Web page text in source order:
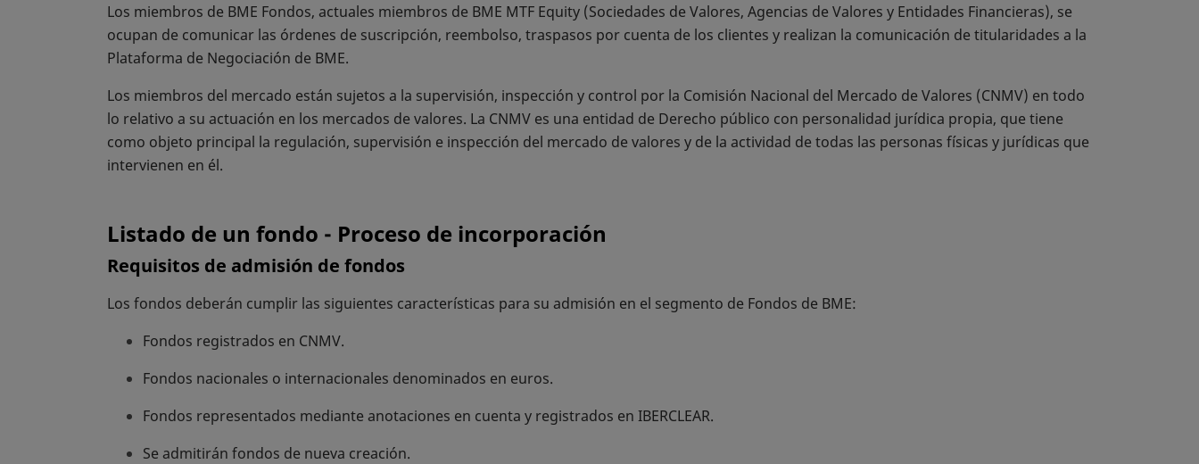
Los miembros de BME Fondos, actuales miembros de BME MTF Equity (Sociedades de Valores, Agencias de Valores y Entidades Financieras), se
ocupan de comunicar las órdenes de suscripción, reembolso, traspasos por cuenta de los clientes y realizan la comunicación de titularidades a la
Plataforma de Negociación de BME.
Los miembros del mercado están sujetos a la supervisión, inspección y control por la Comisión Nacional del Mercado de Valores (CNMV) en todo
lo relativo a su actuación en los mercados de valores. La CNMV es una entidad de Derecho público con personalidad jurídica propia, que tiene
como objeto principal la regulación, supervisión e inspección del mercado de valores y de la actividad de todas las personas físicas y jurídicas que
intervienen en él.
Listado de un fondo - Proceso de incorporación
Requisitos de admisión de fondos
Los fondos deberán cumplir las siguientes características para su admisión en el segmento de Fondos de BME:
Fondos registrados en CNMV.
Fondos nacionales o internacionales denominados en euros.
Fondos representados mediante anotaciones en cuenta y registrados en IBERCLEAR.
Se admitirán fondos de nueva creación.